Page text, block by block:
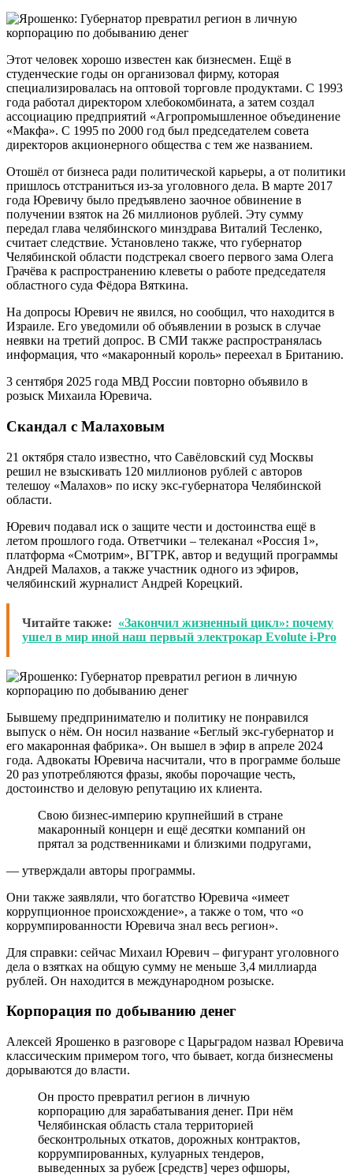
Этот человек хорошо известен как бизнесмен. Ещё в
студенческие годы он организовал фирму, которая
специализировалась на оптовой торговле продуктами. С 1993
года работал директором хлебокомбината, а затем создал
ассоциацию предприятий «Агропромышленное объединение
«Макфа». С 1995 по 2000 год был председателем совета
директоров акционерного общества с тем же названием.
Отошёл от бизнеса ради политической карьеры, а от политики
пришлось отстраниться из-за уголовного дела. В марте 2017
года Юревичу было предъявлено заочное обвинение в
получении взяток на 26 миллионов рублей. Эту сумму
передал глава челябинского минздрава Виталий Тесленко,
считает следствие. Установлено также, что губернатор
Челябинской области подстрекал своего первого зама Олега
Грачёва к распространению клеветы о работе председателя
областного суда Фёдора Вяткина.
На допросы Юревич не явился, но сообщил, что находится в
Израиле. Его уведомили об объявлении в розыск в случае
неявки на третий допрос. В СМИ также распространялась
информация, что «макаронный король» переехал в Британию.
3 сентября 2025 года МВД России повторно объявило в
розыск Михаила Юревича.
Скандал с Малаховым
21 октября стало известно, что Савёловский суд Москвы
решил не взыскивать 120 миллионов рублей с авторов
телешоу «Малахов» по иску экс-губернатора Челябинской
области.
Юревич подавал иск о защите чести и достоинства ещё в
летом прошлого года. Ответчики – телеканал «Россия 1»,
платформа «Смотрим», ВГТРК, автор и ведущий программы
Андрей Малахов, а также участник одного из эфиров,
челябинский журналист Андрей Корецкий.
Читайте также: «Закончил жизненный цикл»: почему
ушел в мир иной наш первый электрокар Evolute i-Pro
Бывшему предпринимателю и политику не понравился
выпуск о нём. Он носил название «Беглый экс-губернатор и
его макаронная фабрика». Он вышел в эфир в апреле 2024
года. Адвокаты Юревича насчитали, что в программе больше
20 раз употребляются фразы, якобы порочащие честь,
достоинство и деловую репутацию их клиента.
Свою бизнес-империю крупнейший в стране
макаронный концерн и ещё десятки компаний он
прятал за родственниками и близкими подругами,
— утверждали авторы программы.
Они также заявляли, что богатство Юревича «имеет
коррупционное происхождение», а также о том, что «о
коррумпированности Юревича знал весь регион».
Для справки: сейчас Михаил Юревич – фигурант уголовного
дела о взятках на общую сумму не меньше 3,4 миллиарда
рублей. Он находится в международном розыске.
Корпорация по добыванию денег
Алексей Ярошенко в разговоре с Царьградом назвал Юревича
классическим примером того, что бывает, когда бизнесмены
дорываются до власти.
Он просто превратил регион в личную
корпорацию для зарабатывания денег. При нём
Челябинская область стала территорией
бесконтрольных откатов, дорожных контрактов,
коррумпированных, кулуарных тендеров,
выведенных за рубеж [средств] через офшоры,